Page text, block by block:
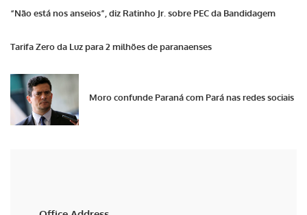
“Não está nos anseios”, diz Ratinho Jr. sobre PEC da Bandidagem
Tarifa Zero da Luz para 2 milhões de paranaenses
Moro confunde Paraná com Pará nas redes sociais